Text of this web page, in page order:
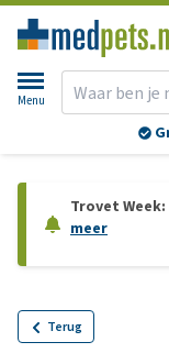
Menu
Trovet
meer
Terug